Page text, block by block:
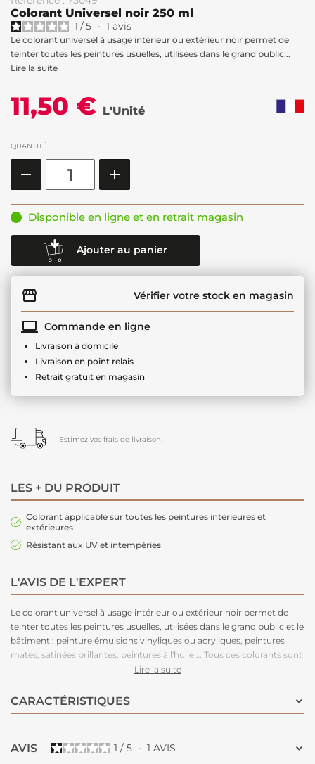
Colorant Universel noir 250 ml
1 /5 - 1 avis
Le colorant universel à usage intérieur ou extérieur noir permet de
teinter toutes les peintures usuelles, utilisées dans le grand public...
Lire la suite
11,50 € L'Unité
QUANTITÉ
Disponible en ligne et en retrait magasin
Ajouter au panier
Vérifier votre stock en magasin
Commande en ligne
Livraison à domicile
Livraison en point relais
Retrait gratuit en magasin
Estimez vos frais de livraison.
LES + DU PRODUIT
Colorant applicable sur toutes les peintures intérieures et
extérieures
Résistant aux UV et intempéries
L'AVIS DE L'EXPERT
Le colorant universel à usage intérieur ou extérieur noir permet de
teinter toutes les peintures usuelles, utilisées dans le grand public et le
bâtiment : peinture émulsions vinyliques ou acryliques, peintures
mates, satinées brillantes, peintures à l'huile … Tous ces colorants sont
solides à la lumière et aux intempéries. Seuls les couleurs jaune,
lorsqu'elles sont utilisées dans les teintes pastel.
Lire la suite
CARACTÉRISTIQUES
AVIS 1 / 5 - 1 AVIS